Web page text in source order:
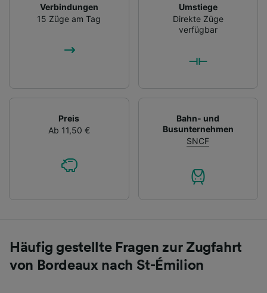
Verbindungen
15 Züge am Tag
Umstiege
Direkte Züge
verfügbar
Preis
Ab 11,50 €
Bahn- und
Busunternehmen
SNCF
Häufig gestellte Fragen zur Zugfahrt
von Bordeaux nach St-Émilion